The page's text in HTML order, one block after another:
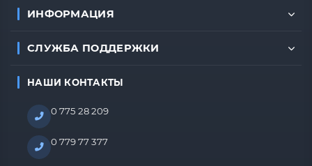
ИНФОРМАЦИЯ
СЛУЖБА ПОДДЕРЖКИ
НАШИ КОНТАКТЫ
0 775 28 209
0 779 77 377